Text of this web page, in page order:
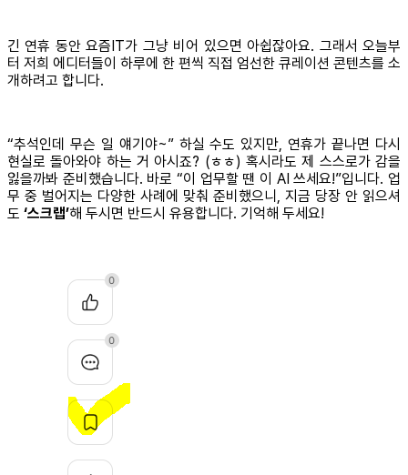
긴 연휴 동안 요즘IT가 그냥 비어 있으면 아쉽잖아요. 그래서 오늘부
터 저희 에디터들이 하루에 한 편씩 직접 엄선한 큐레이션 콘텐츠를 소
개하려고 합니다.
“추석인데 무슨 일 얘기야~” 하실 수도 있지만, 연휴가 끝나면 다시
현실로 돌아와야 하는 거 아시죠? (ㅎㅎ) 혹시라도 제 스스로가 감을
잃을까봐 준비했습니다. 바로 “이 업무할 땐 이 AI 쓰세요!”입니다. 업
무 중 벌어지는 다양한 사례에 맞춰 준비했으니, 지금 당장 안 읽으셔
도 ‘스크랩’해 두시면 반드시 유용합니다. 기억해 두세요!